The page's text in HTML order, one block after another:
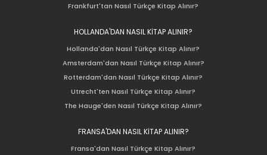
Frankfurt'tan Nasıl Türkçe Kitap Alınır?
HOLLANDA'DAN NASIL KİTAP ALINIR?
Hollanda'dan Nasıl Türkçe Kitap Alınır?
Amsterdam'dan Nasıl Türkçe Kitap Alınır?
Rotterdam'dan Nasıl Türkçe Kitap Alınır?
Utrecht'ten Nasıl Türkçe Kitap Alınır?
The Hauge'den Nasıl Türkçe Kitap Alınır?
FRANSA'DAN NASIL KİTAP ALINIR?
Fransa'dan Nasıl Türkçe Kitap Alınır?